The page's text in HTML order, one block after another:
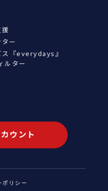
ー
ス『everydays』
ルター
ウント
ポリシー